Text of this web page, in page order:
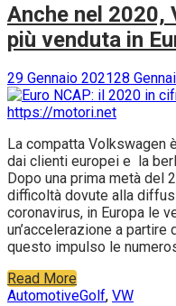
Anche nel 2020,
più venduta in
29 Gennaio 202128
La compatta Volkswagen
dai clienti europei e la
Dopo una prima metà del
difficoltà dovute alla
coronavirus, in Europa le
un’accelerazione a partire
questo impulso le
Read More
AutomotiveGolf, VW